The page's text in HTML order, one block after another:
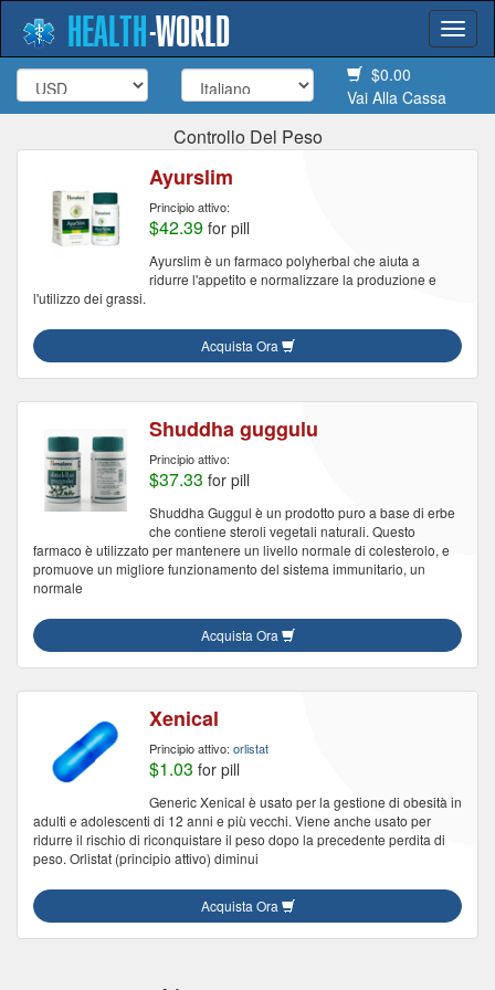
HEALTH-WORLD
$0.00
Vai Alla Cassa
Controllo Del Peso
Ayurslim
Principio attivo:
$42.39 for pill
Ayurslim è un farmaco polyherbal che aiuta a
ridurre l'appetito e normalizzare la produzione e
l'utilizzo dei grassi.
Acquista Ora
Shuddha guggulu
Principio attivo:
$37.33 for pill
Shuddha Guggul è un prodotto puro a base di erbe
che contiene steroli vegetali naturali. Questo
farmaco è utilizzato per mantenere un livello normale di colesterolo, e
promuove un migliore funzionamento del sistema immunitario, un
normale
Acquista Ora
Xenical
Principio attivo: orlistat
$1.03 for pill
Generic Xenical è usato per la gestione di obesità in
adulti e adolescenti di 12 anni e più vecchi. Viene anche usato per
ridurre il rischio di riconquistare il peso dopo la precedente perdita di
peso. Orlistat (principio attivo) diminui
Acquista Ora